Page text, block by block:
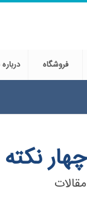
فروشگاه
چهار
مقالات